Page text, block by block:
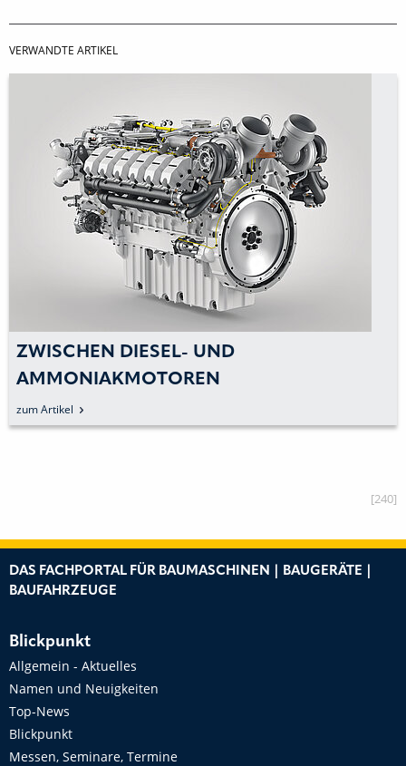
VERWANDTE ARTIKEL
ZWISCHEN DIESEL- UND
AMMONIAKMOTOREN
zum Artikel
[240]
DAS FACHPORTAL FÜR BAUMASCHINEN | BAUGERÄTE |
BAUFAHRZEUGE
Blickpunkt
Allgemein - Aktuelles
Namen und Neuigkeiten
Top-News
Blickpunkt
Messen, Seminare, Termine